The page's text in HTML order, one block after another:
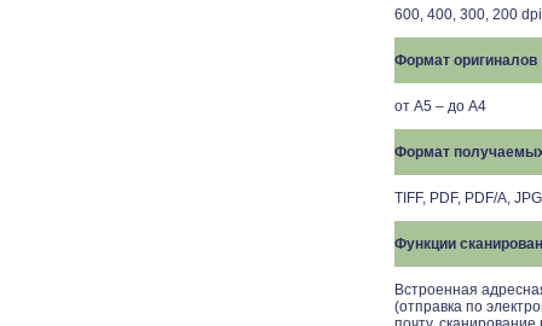
600, 400, 300, 200
Формат оригиналов
от A5 – до A4
Формат
TIFF, PDF, PDF/A,
Функции
Встроенная
(отправка по